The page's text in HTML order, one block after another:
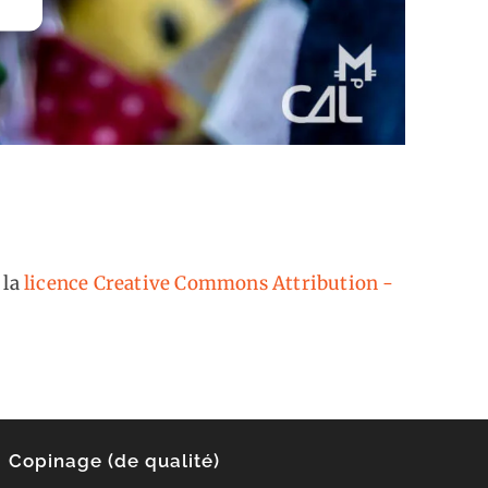
lalicence Creative Commons Attribution -
Copinage (de qualité)